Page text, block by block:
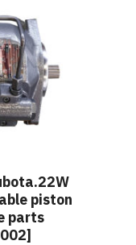
piston
parts